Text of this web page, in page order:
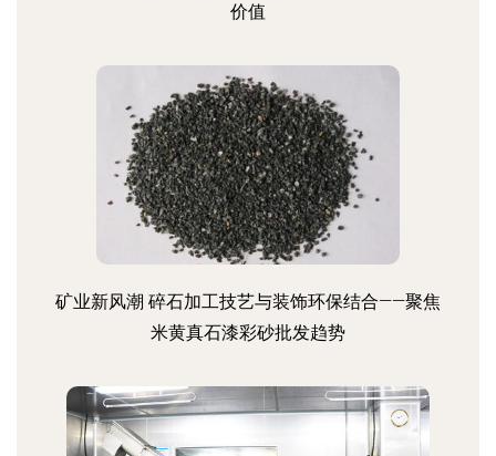
价值
矿业新风潮 碎石加工技艺与装饰环保结合——聚焦
米黄真石漆彩砂批发趋势